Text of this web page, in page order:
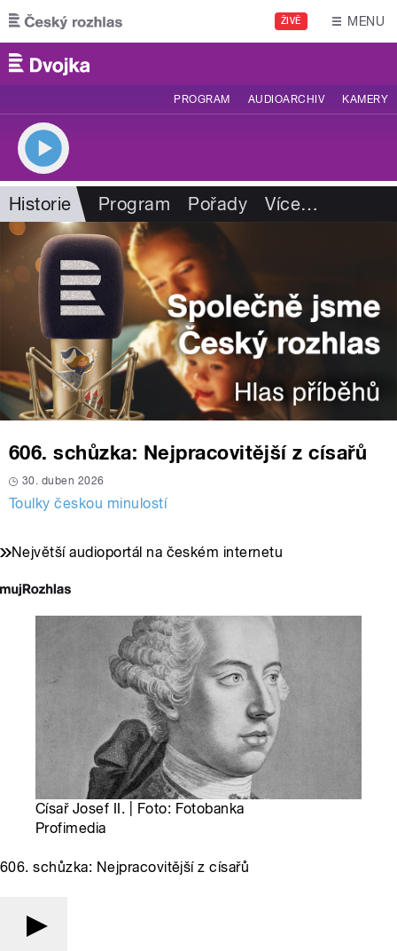
Přejít k hlavnímu obsahu
ŽIVĚ MENU
PROGRAM AUDIOARCHIV KAMERY
Historie Program Pořady Více…
606. schůzka: Nejpracovitější z císařů
30. duben 2026
Toulky českou minulostí
Největší audioportál na českém internetu
Císař Josef II. | Foto: Fotobanka
Profimedia
606. schůzka: Nejpracovitější z císařů